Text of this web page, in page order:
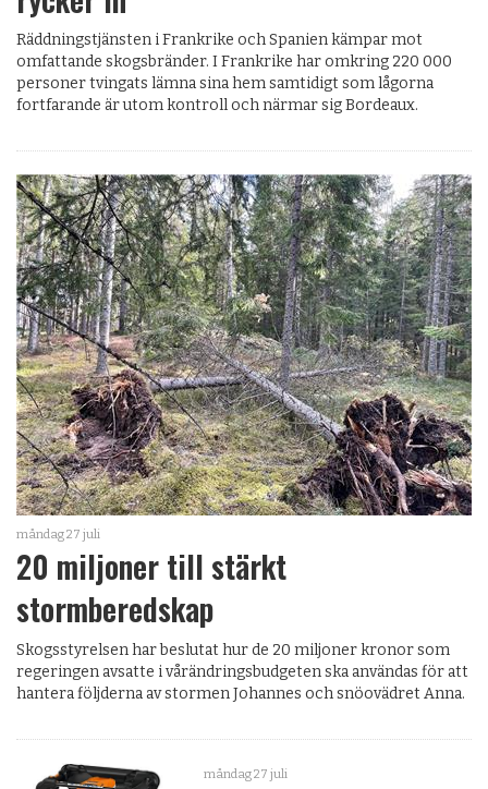
Räddningstjänsten i Frankrike och Spanien kämpar mot
omfattande skogsbränder. I Frankrike har omkring 220 000
personer tvingats lämna sina hem samtidigt som lågorna
fortfarande är utom kontroll och närmar sig Bordeaux.
måndag 27 juli
20 miljoner till stärkt
stormberedskap
Skogsstyrelsen har beslutat hur de 20 miljoner kronor som
regeringen avsatte i vårändringsbudgeten ska användas för att
hantera följderna av stormen Johannes och snöovädret Anna.
måndag 27 juli